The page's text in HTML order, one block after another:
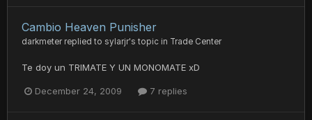
Cambio Heaven Punisher
darkmeter replied to sylarjr's topic in Trade Center
Te doy un TRIMATE Y UN MONOMATE xD
December 24, 2009 7 replies